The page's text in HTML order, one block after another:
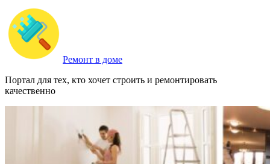
Ремонт в доме
Портал для тех, кто хочет строить и ремонтировать
качественно